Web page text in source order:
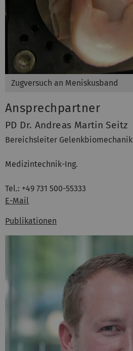
Zugversuch an Meniskusband
Ansprechpartner
PD Dr. Andreas Martin Seitz
Bereichsleiter Gelenkbiomechanik
Medizintechnik-Ing.
Tel.: +49 731 500-55333
E-Mail
Publikationen